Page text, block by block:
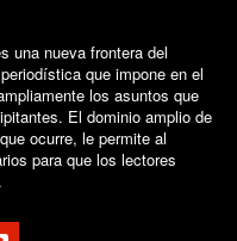
una nueva frontera del
que impone en el
los asuntos que
El dominio amplio de
ocurre, le permite al
para que los lectores